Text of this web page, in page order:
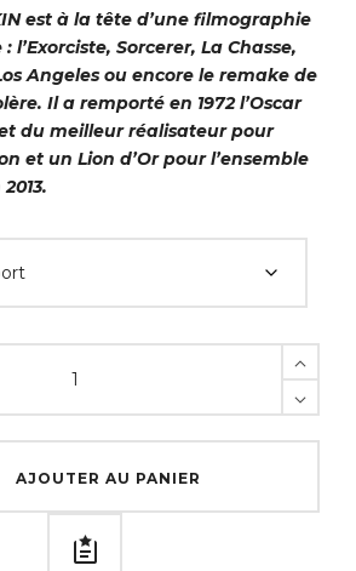
est à la tête d’une filmographie
l’Exorciste, Sorcerer, La Chasse,
Angeles ou encore le remake de
Il a remporté en 1972 l’Oscar
du meilleur réalisateur pour
et un Lion d’Or pour l’ensemble
AJOUTER AU PANIER